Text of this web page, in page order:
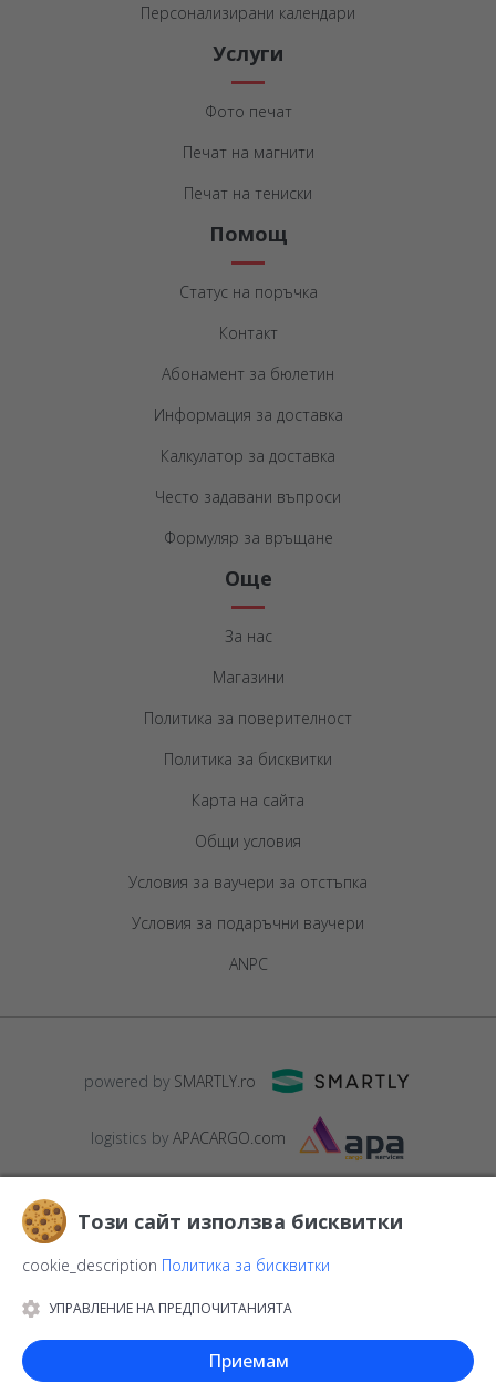
Персонализирани календари
Услуги
Фото печат
Печат на магнити
Печат на тениски
Помощ
Статус на поръчка
Контакт
Абонамент за бюлетин
Информация за доставка
Калкулатор за доставка
Често задавани въпроси
Формуляр за връщане
Още
За нас
Магазини
Политика за поверителност
Политика за бисквитки
Карта на сайта
Общи условия
Условия за ваучери за отстъпка
Условия за подаръчни ваучери
ANPC
powered by SMARTLY.ro
logistics by APACARGO.com
© 2016-2026
12, parter,Sector 1, cod postal012178,email:
contact@stargift.bg
Този сайт използва бисквитки
cookie_description Политика за бисквитки
УПРАВЛЕНИЕ НА ПРЕДПОЧИТАНИЯТА
Приемам